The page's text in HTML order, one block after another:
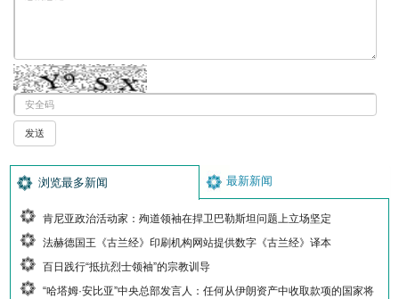
浏览最多新闻 最新新闻
肯尼亚政治活动家：殉道领袖在捍卫巴勒斯坦问题上立场坚定
法赫德国王《古兰经》印刷机构网站提供数字《古兰经》译本
百日践行“抵抗烈士领袖”的宗教训导
“哈塔姆·安比亚”中央总部发言人：任何从伊朗资产中收取款项的国家将